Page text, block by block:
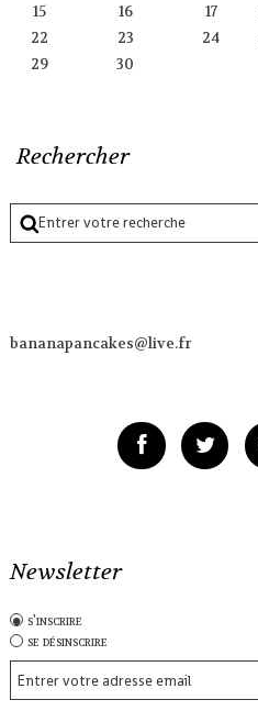
15
16 17
22
23 24
29
30
Rechercher
bananapancakes@live.fr
Newsletter
s'inscrire
se désinscrire